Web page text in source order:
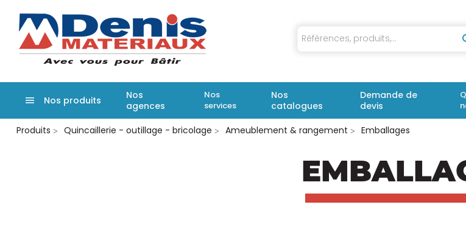
Aller
Nos produits
Nos
agences
Nos
services
Nos
catalogues
Demande de
devis
Produits
Quincaillerie - outillage - bricolage Ameublement & rangement Emballages